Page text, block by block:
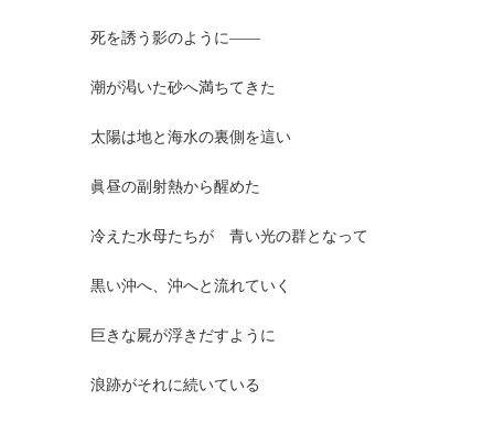
死を誘う影のように――
潮が渇いた砂へ満ちてきた
太陽は地と海水の裏側を這い
眞昼の副射熱から醒めた
冷えた水母たちが 青い光の群となって
黒い沖へ、沖へと流れていく
巨きな屍が浮きだすように
浪跡がそれに続いている